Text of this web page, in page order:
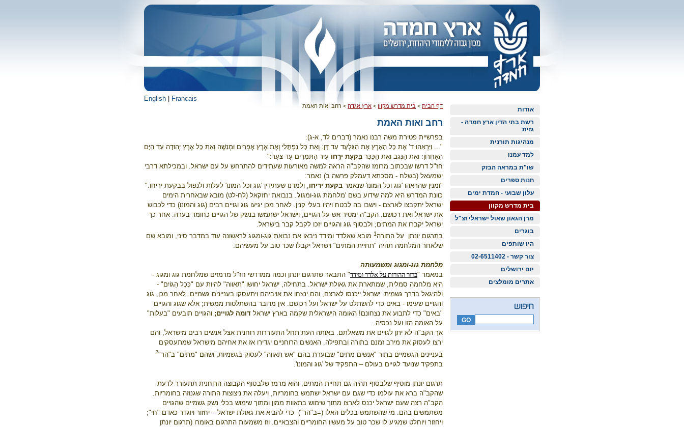
English Francais
אודות
רשת בתי הדין ארץ חמדה -
גזית
מנהיגות תורנית
למד עמנו
שו"ת במראה הבזק
חנות ספרים
עלון שבועי - חמדת ימים
בית מדרש מקוון
מרן הגאון שאול ישראלי זצ"ל
בוגרים
היו שותפים
צור קשר - 02-6511402
יום ירושלים
אתרים מומלצים
דף הבית > בית מדרש מקוון > ארץ אגדה > רחב ואות האמת
רחב ואות האמת
בפרשיית פטירת משה רבנו נאמר (דברים לד, א-ג):
"... וַיַּרְאֵהוּ ד’ אֶת כָּל הָאָרֶץ אֶת הַגִּלְעָד עַד דָּן: וְאֵת כָּל נַפְתָּלִי וְאֶת אֶרֶץ אֶפְרַיִם וּמְנַשֶּׁה וְאֵת כָּל אֶרֶץ יְהוּדָה עַד הַיָּם
הָאַחֲרוֹן: וְאֶת הַנֶּגֶב וְאֶת הַכִּכָּר בִּקְעַת יְרֵחוֹ עִיר הַתְּמָרִים עַד צֹעַר:"
חז"ל דרשו שבכתוב מרומז שהקב"ה הראה למשה מאורעות שעתידים להתרחש על עם ישראל. ובמכילתא דרבי
ישמעאל (בשלח - מסכתא דעמלק פרשה ב) נאמר:
"ומנין שהראהו 'גוג וכל המונו' שנאמר בקעת יריחו, ולמדנו שעתידין 'גוג וכל המונו' לעלות ולנפול בבקעת יריחו."
כוונת המדרש היא למה שידוע בשם 'מלחמת גוג-ומגוג'. בנבואת יחזקאל (לח-לט) מובא שבאחרית הימים
ישראל יתקבצו לארצם - וישבו בה לבטח ויהיו בעלי קנין. לאחר מכן יגיעו גוג וגויים רבים (גוג והמונו) כדי לכבוש
את ישראל ואת רכושם. הקב"ה ימטיר אש על הגויים, וישראל ישתמשו בנשק של הגויים כחומר בערה. אחר כך
ישראל יקברו את המתים; ולבסוף גוג והגויים יזכו לקבל קבר בישראל.
בתרגום יונתן
על התורה 1 מובא שאלדד ומידד ניבאו את נבואת גוג-ומגוג לראשונה עוד במדבר סיני, ומובא שם
שלאחר המלחמה תהיה "תחיית המתים" וישראל יקבלו שכר טוב על מעשיהם.
מלחמת גוג-ומגוג ומשמעותה
במאמר "ברור ההורות על אלדד ומידד" התבאר שתרגום יונתן וכמה ממדרשי חז"ל מרמזים שמלחמת גוג ומגוג -
היא מלחמה סמלית, שמתארת את גאולת ישראל. בתחילה, ישראל יחושו "תאווה" להיות עם "כְּכָל הַגּוֹיִם" -
ולהיגאל בדרך גשמית. ישראל ייכנסו לארצם, והם ינצחו את אויביהם ויתעסקו בעניינים גשמיים. לאחר מכן, גוג
והגויים שעימו - באים כדי להשתלט על ישראל ועל רכושם. אין מדובר בהשתלטות ממשית; אלא שגוג והגויים
"באים" כדי לתבוע את נצחונם! האומה הישראלית שקמה בארץ ישראל דומה לגויים; והגויים תובעים "בעלות"
על האומה הזו ועל נכסיה.
אך הקב"ה לא יתן לגויים את משאלתם. באותה העת תחל התעוררות רוחנית אצל אנשים רבים מישראל, והם
ירצו לעסוק את מירב זמנם בתורה ובתפילה. האנשים הרוחניים יגדירו אז את אחיהם מישראל שמתעסקים
בעניינים הגשמיים בתור "אנשים מתים" שבוערת בהם "אש תאווה" לעסוק בגשמיות, ושהם "מתים" ב"הר"2
בתפקיד שנועד לגויים בעולם – התפקיד של 'גוג והמונו'.
תרגום יונתן מוסיף שלבסוף תהיה גם תחיית המתים, והוא מרמז שלבסוף הקבוצה הרוחנית תתעורר לדעת
שהקב"ה ברא את עולמו כדי שגם עם ישראל ישתמש בחומריות, ויעלה את ניצוצות התורה שגנוזה בחומריות.
הקב"ה רצה שעם ישראל יכנס לארצו מתוך שימוש בתאוות ממון ומתוך שימוש בכלי נשק גשמיים שהגויים
משתמשים בהם. מי שהשתמש בכלים האלו (=ב"הר") כדי להביא את גאולת ישראל – יחזור ויוגדר כאדם "חי";
ויחזור ויוחלט שמגיע לו שכר טוב על מעשיו החומריים והצבאיים. וזו משמעות התרגום באומרו (תרגום יונתן